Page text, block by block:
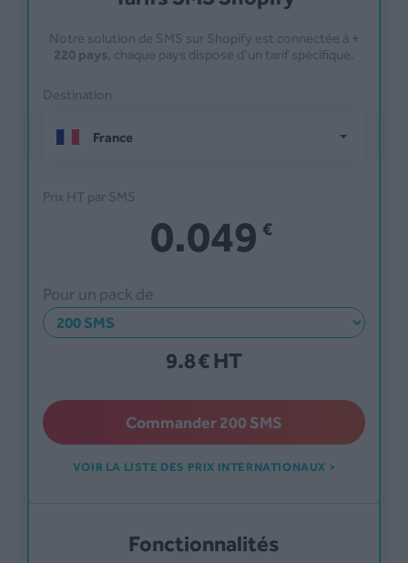
Notre solution de SMS sur Shopify est connectée à +
220 pays , chaque pays dispose d’un tarif spécifique.
Destination
France
Prix HT par SMS
0.049
Pour un pack de
9.8€ HT
Commander200 SMS
VOIR LA LISTE DES PRIX INTERNATIONAUX >
Fonctionnalités